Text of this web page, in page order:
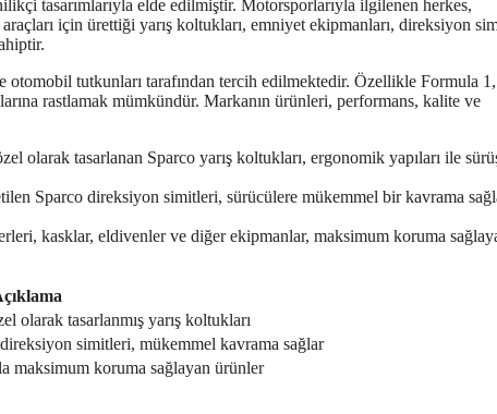
tasarımlarıyla elde edilmiştir. Motorsporlarıyla ilgilenen herkes,
için ürettiği yarış koltukları, emniyet ekipmanları, direksiyon
otomobil tutkunları tarafından tercih edilmektedir. Özellikle Formula
rastlamak mümkündür. Markanın ürünleri, performans, kalite ve
olarak tasarlanan Sparco yarış koltukları, ergonomik yapıları ile
Sparco direksiyon simitleri, sürücülere mükemmel bir kavrama
kasklar, eldivenler ve diğer ekipmanlar, maksimum koruma
olarak tasarlanmış yarış koltukları
simitleri, mükemmel kavrama sağlar
maksimum koruma sağlayan ürünler